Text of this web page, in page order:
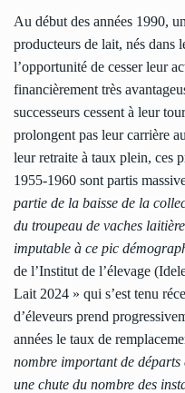
Au début des années 1990,
producteurs de lait, nés dans
l’opportunité de cesser leur
financièrement très
successeurs cessent à leur
prolongent pas leur carrière
leur retraite à taux plein, ces
1955-1960 sont partis
partie de la baisse de la
du troupeau de vaches
imputable à ce pic
de l’Institut de l’élevage
Lait 2024 » qui s’est tenu
d’éleveurs prend
années le taux de
nombre important de
une chute du nombre des